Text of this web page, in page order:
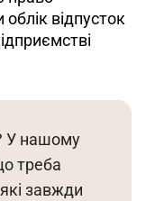
відпусток
У нашому
треба
завжди